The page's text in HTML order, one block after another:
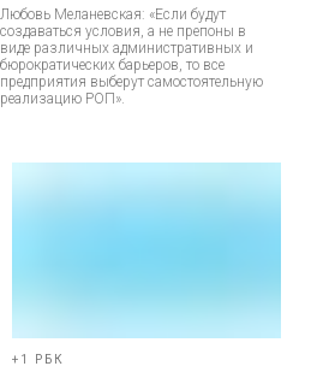
Любовь Меланевская: «Если будут
создаваться условия, а не препоны в
виде различных административных и
бюрократических барьеров, то все
предприятия выберут самостоятельную
реализацию РОП».
+1 РБК